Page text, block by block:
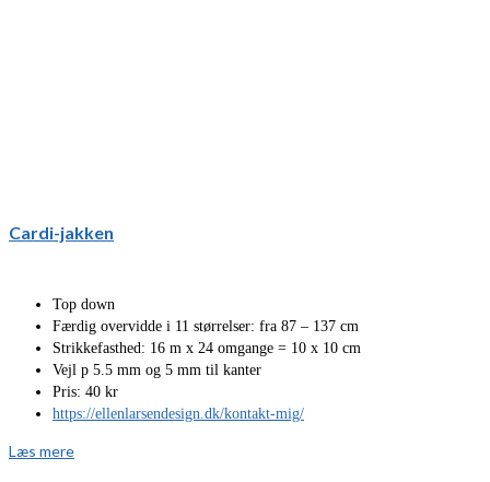
Cardi-jakken
Top down
Færdig overvidde i 11 størrelser: fra 87 – 137 cm
Strikkefasthed: 16 m x 24 omgange = 10 x 10 cm
Vejl p 5.5 mm og 5 mm til kanter
Pris: 40 kr
https://ellenlarsendesign.dk/kontakt-mig/
Læs mere